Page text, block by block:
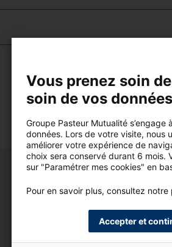
Vous voulez en savoir plus ?
Vous prenez soin
soin de vos
Groupe Pasteur Mutualité
données. Lors de votre visite, nous
améliorer votre expérience de
choix sera conservé durant 6 mois.
sur "Paramétrer mes cookies" en
Pour en savoir plus, consultez
Accepter et